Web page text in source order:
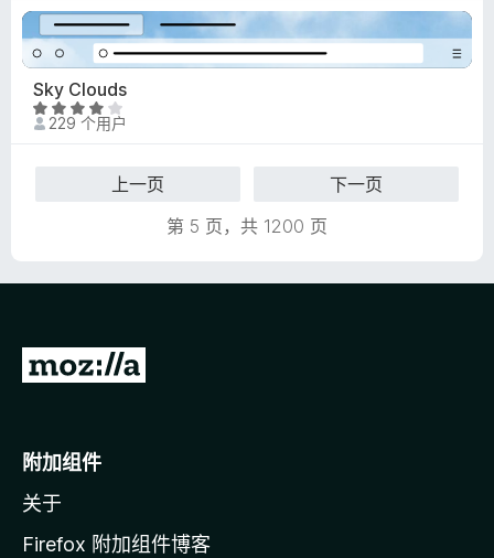
4
.
7
/
5
Sky Clouds
评
分
229 个用户
上一页
下一页
第 5 页，共 1200 页
转
o
i
l
附加组件
关于
Firefox 附加组件博客